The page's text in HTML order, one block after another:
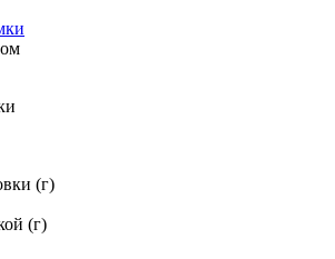
(г)
(г)